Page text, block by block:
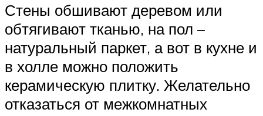
Стены обшивают деревом или
обтягивают тканью, на пол –
натуральный паркет, а вот в кухне и
в холле можно положить
керамическую плитку. Желательно
отказаться от межкомнатных